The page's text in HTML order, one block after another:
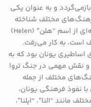
و به عنوان یکی
مختلف شناخته
می‌شود. این نام در اصل به عنوان نسخه‌ای از اسم “هلن” (Helen)
است، به کار می‌رفت.
یونان بود که به
و نقش مهمی در جنگ تروا
مختلف از جمله
نفوذ فرهنگی یونان،
“النا”، “ایلنا”،